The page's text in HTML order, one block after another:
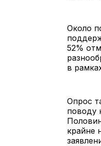
Около
52%
в
Опрос
поводу
крайне